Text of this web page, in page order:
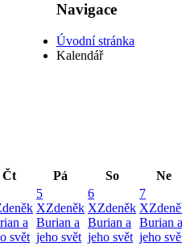
Navigace
Úvodní stránka
Kalendář
Čt Pá So
Ne
a
svět
5
XZdeněk
Burian a
jeho svět
6
XZdeněk
Burian a
jeho svět
7
X
Burian a
jeho